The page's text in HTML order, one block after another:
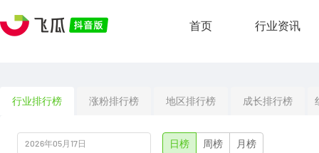
首页 行业资讯
行业排行榜 涨粉排行榜 地区排行榜 成长排行榜
日榜 周榜 月榜